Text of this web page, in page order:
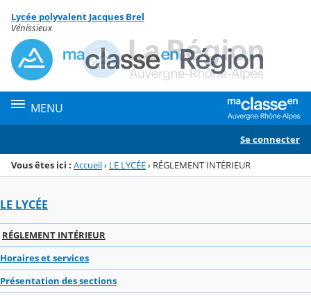
Menu de la rubrique
Contenu
Lycée polyvalent Jacques Brel
Vénissieux
MENU
Se connecter
Vous êtes ici : Accueil› LE LYCÉE› RÉGLEMENT INTÉRIEUR
LE LYCÉE
RÉGLEMENT INTÉRIEUR
Horaires et services
Présentation des sections